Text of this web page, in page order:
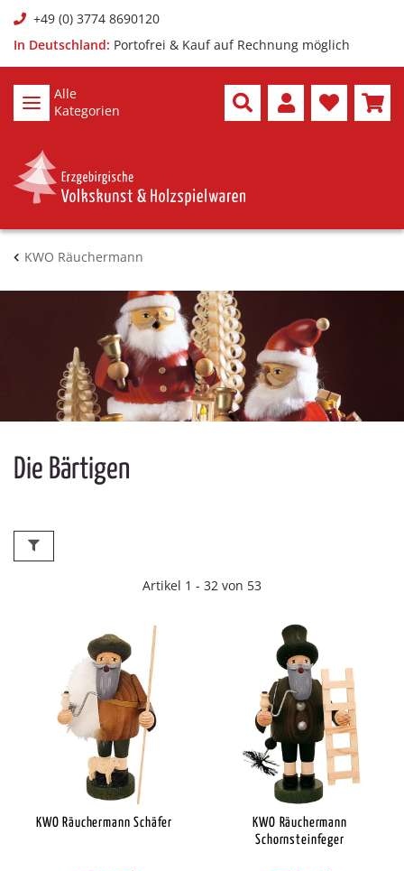
+49 (0) 3774 8690120
In Deutschland: Portofrei & Kauf auf Rechnung möglich
Alle
Kategorien
KWO Räuchermann
Die Bärtigen
Artikel 1 - 32 von 53
KWO Räuchermann Schäfer
KWO Räuchermann
Schornsteinfeger